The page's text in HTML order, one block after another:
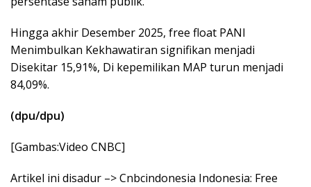
Hingga akhir Desember 2025, free float PANI
Menimbulkan Kekhawatiran signifikan menjadi
Disekitar 15,91%, Di kepemilikan MAP turun menjadi
84,09%.
(dpu/dpu)
[Gambas:Video CNBC]
Artikel ini disadur –> Cnbcindonesia Indonesia: Free